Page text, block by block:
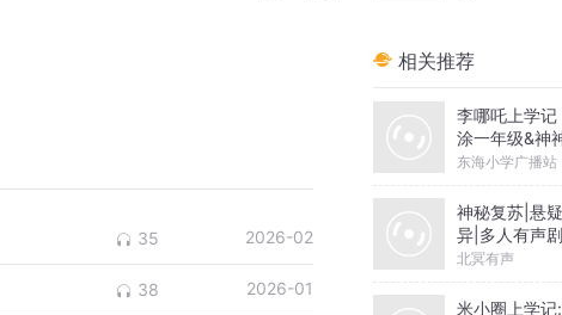
35 2026-02
38 2026-01
相关推荐
李哪吒上学记
涂一年级&神
级
东海小学广播站
神秘复苏|悬
异|多人有声剧
北冥有声
米小圈上学记